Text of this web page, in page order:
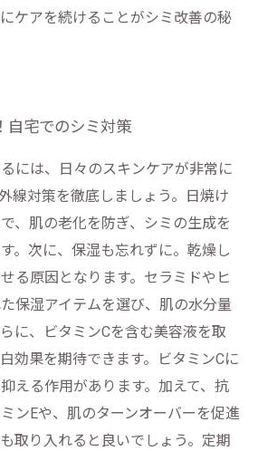
ケアを続けることがシミ改善の秘
自宅でのシミ対策
には、日々のスキンケアが非常に
線対策を徹底しましょう。日焼け
、肌の老化を防ぎ、シミの生成を
。次に、保湿も忘れずに。乾燥し
る原因となります。セラミドやヒ
保湿アイテムを選び、肌の水分量
に、ビタミンCを含む美容液を取
効果を期待できます。ビタミンCに
える作用があります。加えて、抗
ンEや、肌のターンオーバーを促進
取り入れると良いでしょう。定期